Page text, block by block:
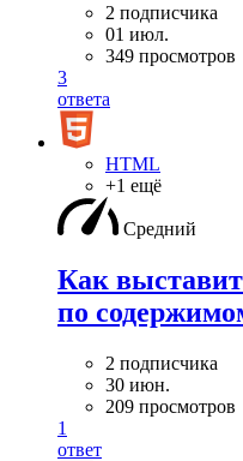
2 подписчика
01 июл.
349 просмотров
3
ответа
HTML
+1 ещё
Средний
Как
по
2 подписчика
30 июн.
209 просмотров
1
ответ